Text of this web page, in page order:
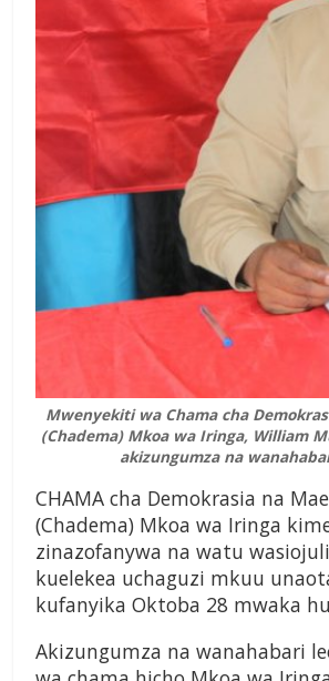
Mwenyekiti wa Chama cha
(Chadema) Mkoa wa Iringa, William
akizungumza na
CHAMA cha Demokrasia na
(Chadema) Mkoa wa Iringa
zinazofanywa na watu
kuelekea uchaguzi mkuu
kufanyika Oktoba 28 mwaka
Akizungumza na wanahabari